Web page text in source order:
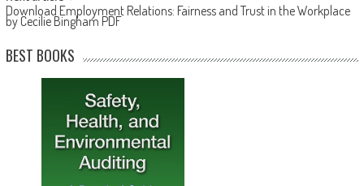
Download Employment Relations: Fairness and Trust in the Workplace
by Cecilie Bingham PDF
BEST BOOKS